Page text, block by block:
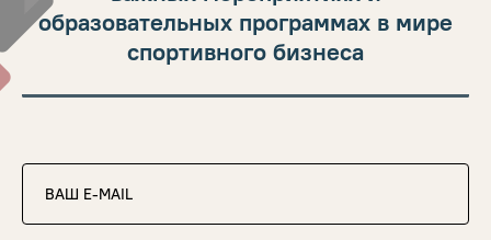
образовательных программах в мире
спортивного бизнеса